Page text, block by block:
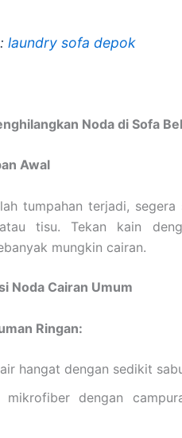
laundry sofa depok
Noda di Sofa
Awal
tumpahan terjadi,
tisu. Tekan kain
mungkin cairan.
Noda Cairan Umum
Ringan:
hangat dengan sedikit
mikrofiber dengan